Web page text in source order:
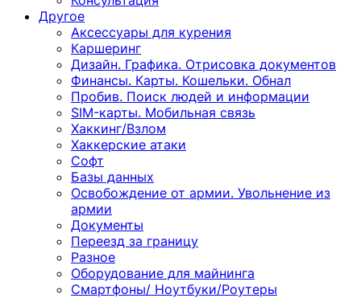
Другoе
Аксессуары для курения
Каршеринг
Дизайн. Графика. Отрисовка документов
Финансы. Карты. Кошельки. Обнал
Пробив. Поиск людей и информации
SIM-карты. Мобильная связь
Хаккинг/Взлом
Хаккерские атаки
Софт
Базы данных
Освобождение от армии. Увольнение из
армии
Документы
Переезд за границу
Разное
Оборудование для майнинга
Смартфоны/ Ноутбуки/Роутеры